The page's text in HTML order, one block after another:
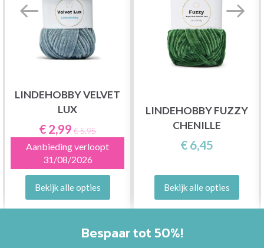
LINDEHOBBY VELVET
LUX
€ 2,99 € 5,95
Aanbieding verloopt
31/08/2026
Bekijk alle opties
LINDEHOBBY FUZZY
CHENILLE
€ 6,45
Bekijk alle opties
Bespaar tot 50%!